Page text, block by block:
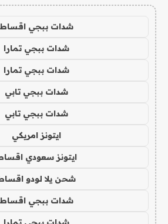
شدات ببجي اقساط
شدات ببجي تمارا
شدات ببجي تمارا
شدات ببجي تابي
شدات ببجي تابي
ايتونز امريكي
ايتونز سعودي
شحن يلا لودو
شدات ببجي اقساط